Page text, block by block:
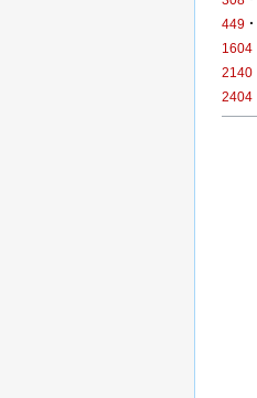
449 ·
1604
2140
2404